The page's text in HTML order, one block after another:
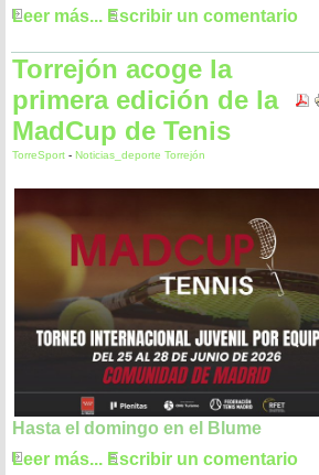
Leer más... Escribir un comentario
Torrejón acoge la
primera edición de la
MadCup de Tenis
TorreSport - Noticias_deporte Torrejón
Hasta el domingo en el Blume
Leer más... Escribir un comentario